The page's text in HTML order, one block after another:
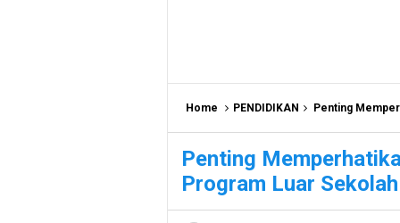
Home PENDIDIKAN Penting
Penting
Program Luar Sekolah